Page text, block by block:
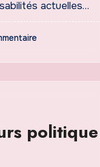
actuelles…
politique